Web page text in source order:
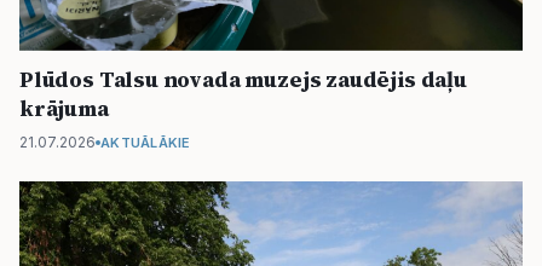
Plūdos Talsu novada muzejs zaudējis daļu
krājuma
21.07.2026 AKTUĀLĀKIE